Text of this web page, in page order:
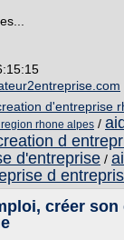
d'entreprise
rhone alpes /
d
d'entreprise /
d
créer